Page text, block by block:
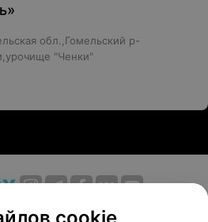
обл.,Гомельский р-
"Ченки"
Размещение рекламы